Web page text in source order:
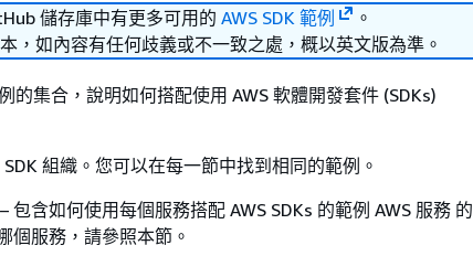
儲存庫中有更多可用的 AWS SDK 範例
。
，如內容有任何歧義或不一致之處，概以英文版為準。
的集合，說明如何搭配使用 AWS 軟體開發套件 (SDKs)
組織。您可以在每一節中找到相同的範例。
– 包含如何使用每個服務搭配 AWS SDKs 的範例 AWS 服務 的
個服務，請參照本節。